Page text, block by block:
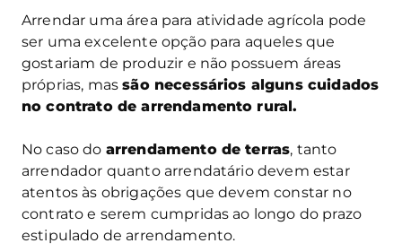
Arrendar uma área para atividade agrícola pode
ser uma excelente opção para aqueles que
gostariam de produzir e não possuem áreas
próprias, massão necessários alguns cuidados
no contrato de arrendamento rural.
No caso do arrendamento de terras, tanto
arrendador quanto arrendatário devem estar
atentos às obrigações que devem constar no
contrato e serem cumpridas ao longo do prazo
estipulado de arrendamento.